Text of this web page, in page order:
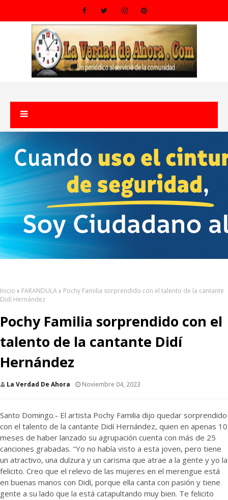
Inicio FARANDULA
Pochy Familia sorprendido con el talento de la cantante
Didí Hernández
Pochy Familia sorprendido con el
talento de la cantante Didí
Hernández
La Verdad De Ahora Noviembre 04, 2023
Santo Domingo.- El artista Pochy Familia dijo quedar sorprendido
con el talento de la cantante Didí Hernández, quien en apenas 10
meses de haber lanzado su agrupación cuenta con más de 25
canciones grabadas. "Yo no había visto a esta joven, pero tiene
un atractivo, una dulzura y un carisma que atrae a la gente y yo la
felicito. Creo que el relevo de las mujeres en el merengue está
en buenas manos con Didí, porque ella canta con pasión y tiene
gente a su lado que la está catapultando muy bien. Te felicito